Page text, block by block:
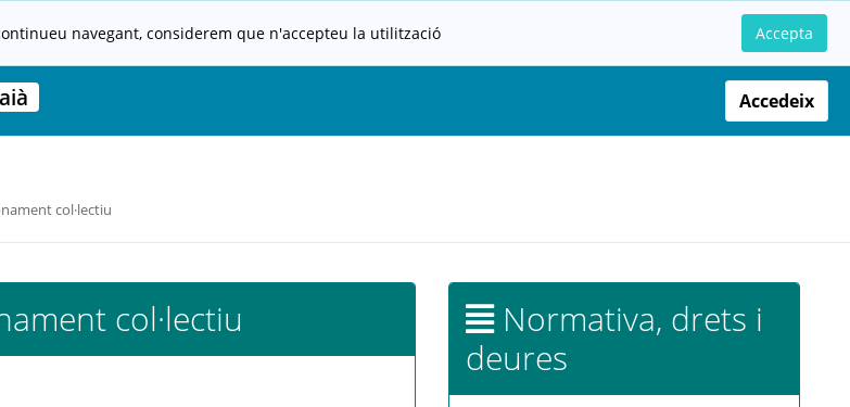
navegant, considerem que n'accepteu la utilització Accepta
Accedeix
col·lectiu
col·lectiu
Normativa, drets i
deures